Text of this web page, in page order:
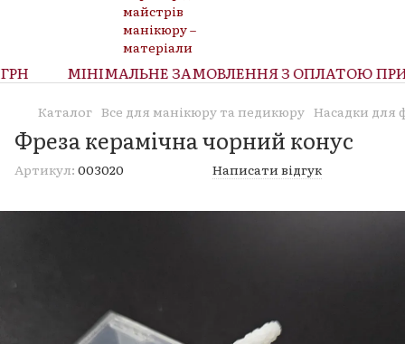
МІНІМАЛЬНЕ ЗАМОВЛЕННЯ З ОПЛАТОЮ ПРИ
Каталог Все для манікюру та педикюру Насадки для
Фреза керамічна чорний конус
Артикул: 003020 Написати відгук